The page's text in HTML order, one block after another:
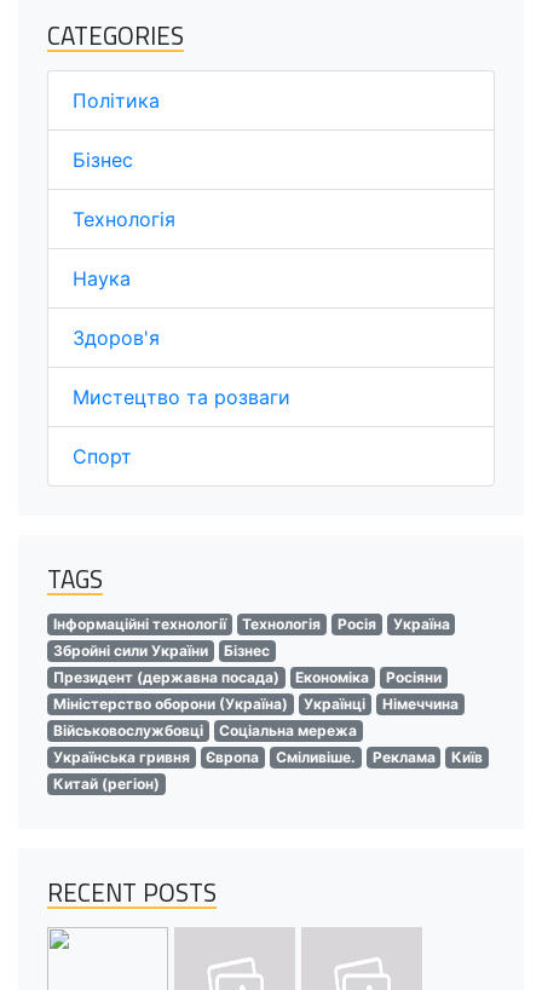
CATEGORIES
Політика
Бізнес
Технологія
Наука
Здоров'я
Мистецтво та розваги
Спорт
TAGS
Інформаційні технології Технологія Росія
Україна
Збройні сили України
Бізнес
Президент (державна посада)
Економіка
Росіяни
Міністерство оборони (Україна)
Українці
Німеччина
Військовослужбовці
Соціальна мережа
Українська гривня
Європа Сміливіше. Реклама
Київ
Китай (регіон)
RECENT POSTS